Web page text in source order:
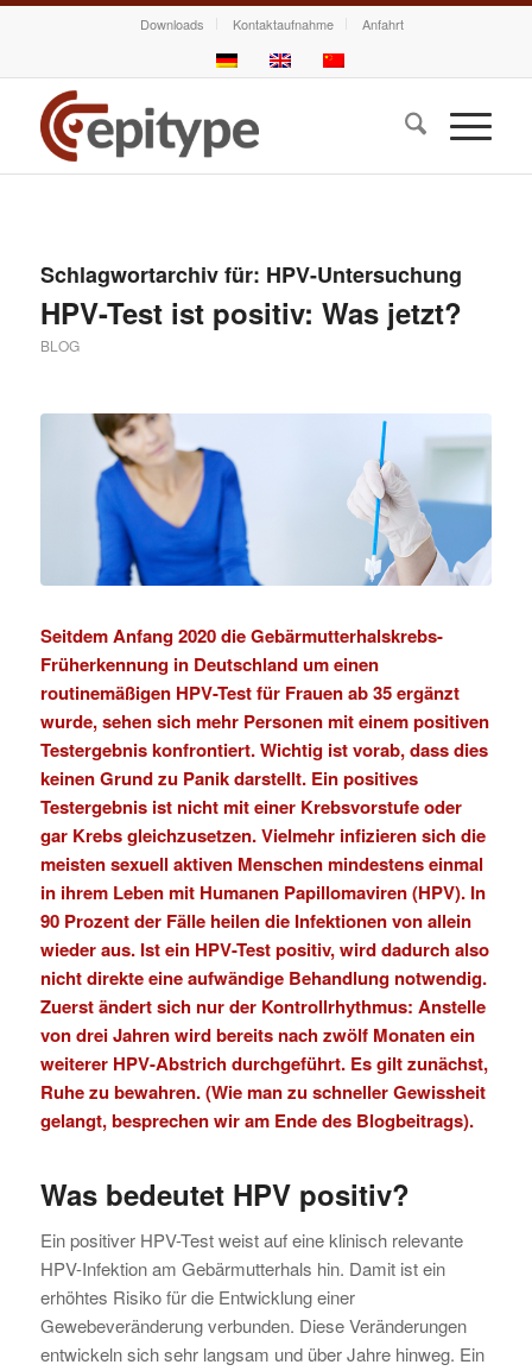
Downloads Kontaktaufnahme Anfahrt
Schlagwortarchiv für: HPV-Untersuchung
HPV-Test ist positiv: Was jetzt?
BLOG
Seitdem Anfang 2020 dieGebärmutterhalskrebs-
Früherkennung in Deutschland um einen
routinemäßigen HPV-Test für Frauen ab 35 ergänzt
wurde, sehen sich mehr Personen mit einem positiven
Testergebnis konfrontiert. Wichtig ist vorab, dass dies
keinen Grund zu Panik darstellt. Ein positives
Testergebnis ist nicht mit einer Krebsvorstufe oder
gar Krebs gleichzusetzen.Vielmehr infizieren sich die
meisten sexuell aktiven Menschen mindestens einmal
in ihrem Leben mit Humanen Papillomaviren (HPV). In
90 Prozent der Fälle heilen die Infektionen von allein
wieder aus. Ist ein HPV-Test positiv, wird dadurch also
nicht direkte eine aufwändige Behandlung notwendig.
Zuerst ändert sich nur der Kontrollrhythmus: Anstelle
von drei Jahren wird bereits nach zwölf Monaten ein
weiterer HPV-Abstrich durchgeführt. Es gilt zunächst,
Ruhe zu bewahren. (Wie man zu schneller Gewissheit
gelangt, besprechen wir am Ende des Blogbeitrags).
Was bedeutet HPV positiv?
Ein positiver HPV-Test weist auf eine klinisch relevante
HPV-Infektion am Gebärmutterhals hin. Damit ist ein
erhöhtes Risiko für die Entwicklung einer
Gewebeveränderung verbunden. Diese Veränderungen
entwickeln sich sehr langsam und über Jahre hinweg. Ein